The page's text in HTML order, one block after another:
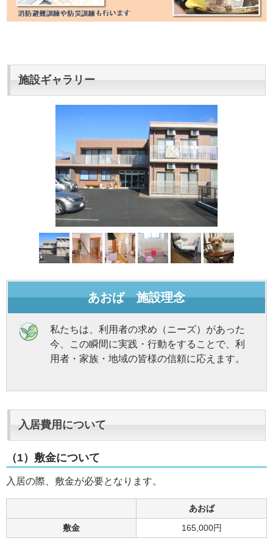
施設ギャラリー
あおば 施設理念
私たちは、利用者の求め（ニーズ）があった
今、この瞬間に実践・行動をすることで、利
用者・家族・地域の皆様の信頼に応えます。
入居費用について
（1）敷金について
入居の際、敷金が必要となります。
あおば
敷金
165,000円